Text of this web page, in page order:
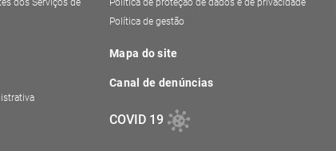
dos Serviços de
Política de proteção de dados e de privacidade
Política de gestão
Mapa do site
Canal de denúncias
COVID 19